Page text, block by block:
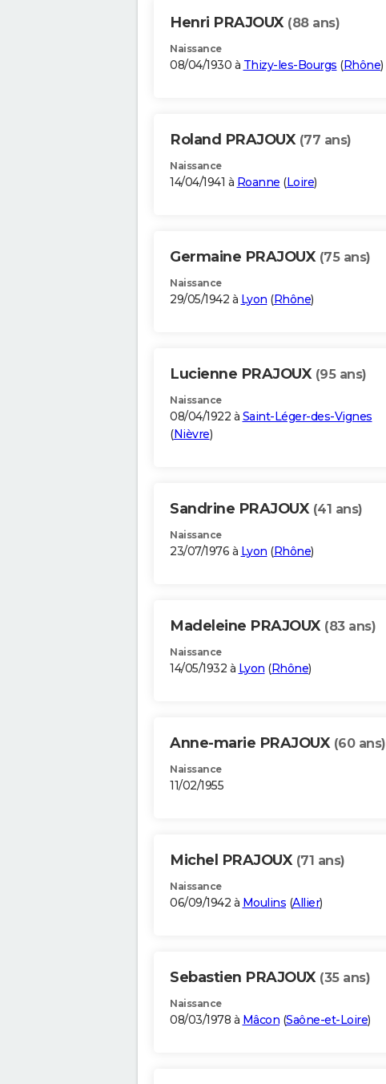
Henri PRAJOUX (88 ans)
Naissance
08/04/1930 à Thizy-les-Bourgs (Rhône)
Roland PRAJOUX (77 ans)
Naissance
14/04/1941 à Roanne (Loire)
Germaine PRAJOUX (75 ans)
Naissance
29/05/1942 à Lyon (Rhône)
Lucienne PRAJOUX (95 ans)
Naissance
08/04/1922 à Saint-Léger-des-Vignes
(Nièvre)
Sandrine PRAJOUX (41 ans)
Naissance
23/07/1976 à Lyon (Rhône)
Madeleine PRAJOUX (83 ans)
Naissance
14/05/1932 à Lyon (Rhône)
Anne-marie PRAJOUX (60 ans)
Naissance
11/02/1955
Michel PRAJOUX (71 ans)
Naissance
06/09/1942 à Moulins (Allier)
Sebastien PRAJOUX (35 ans)
Naissance
08/03/1978 à Mâcon (Saône-et-Loire)